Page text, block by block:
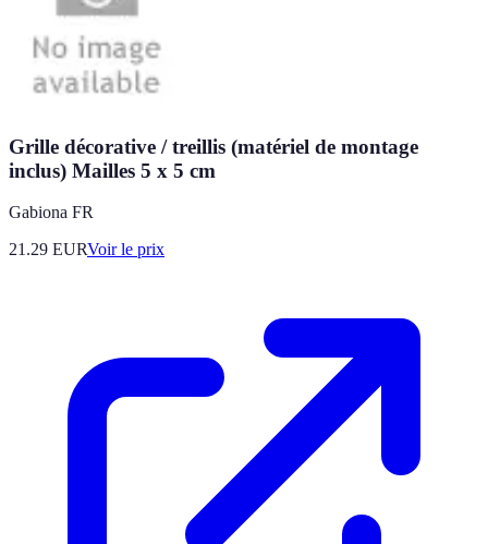
Grille décorative / treillis (matériel de montage
inclus) Mailles 5 x 5 cm
Gabiona FR
21.29 EURVoir le prix